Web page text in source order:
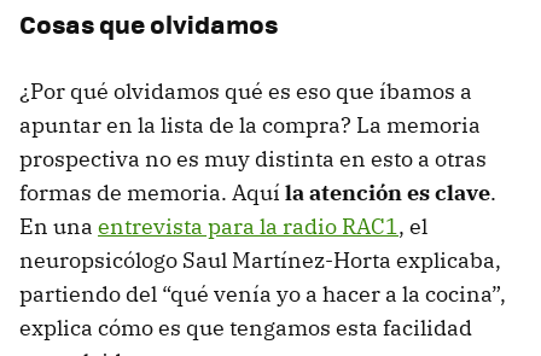
Cosas que olvidamos
¿Por qué olvidamos qué es eso que íbamos a
apuntar en la lista de la compra? La memoria
prospectiva no es muy distinta en esto a otras
formas de memoria. Aquí la atención es clave.
En una entrevista para la radio RAC1, el
neuropsicólogo Saul Martínez-Horta explicaba,
partiendo del “qué venía yo a hacer a la cocina”,
explica cómo es que tengamos esta facilidad